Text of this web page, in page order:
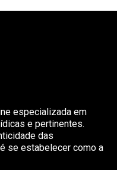
especializada em
e pertinentes.
das
se estabelecer como a